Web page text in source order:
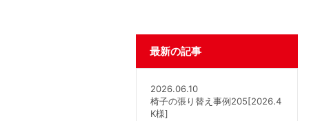
最新の記事
2026.06.10
椅子の張り替え事例205[2026.4
K様]